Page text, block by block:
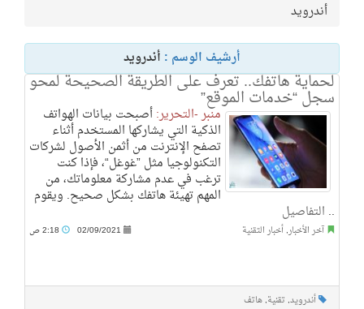
أندرويد
أرشيف الوسم : أندرويد
لحماية هاتفك.. تعرف على الطريقة الصحيحة لمحو
سجل “خدمات الموقع”‎‎
منبر -التحرير:أصبحت بيانات الهواتف
الذكية التي يشاركها المستخدم أثناء
تصفح الإنترنت من أثمن الأصول لشركات
التكنولوجيا مثل ”غوغل“، فإذا كنت
ترغب في عدم مشاركة معلوماتك، من
المهم تهيئة هاتفك بشكل صحيح. ويقوم
.. التفاصيل
آخر الأخبار, أخبار التقنية 02/09/2021
أندرويد, تقنية, هاتف